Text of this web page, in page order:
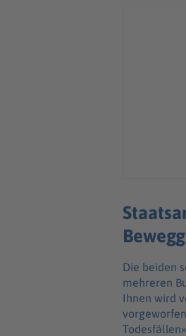
Die beiden
mehreren
Ihnen wird